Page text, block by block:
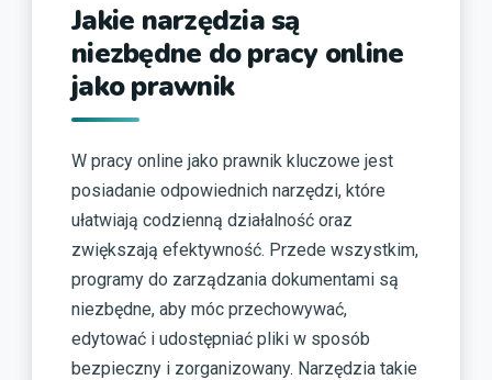
Jakie narzędzia są
niezbędne do pracy online
jako prawnik
W pracy online jako prawnik kluczowe jest
posiadanie odpowiednich narzędzi, które
ułatwiają codzienną działalność oraz
zwiększają efektywność. Przede wszystkim,
programy do zarządzania dokumentami są
niezbędne, aby móc przechowywać,
edytować i udostępniać pliki w sposób
bezpieczny i zorganizowany. Narzędzia takie